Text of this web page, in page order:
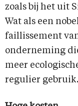
zoals bij het uit
Wat als een
faillissement
onderneming
meer
regulier gebruik.